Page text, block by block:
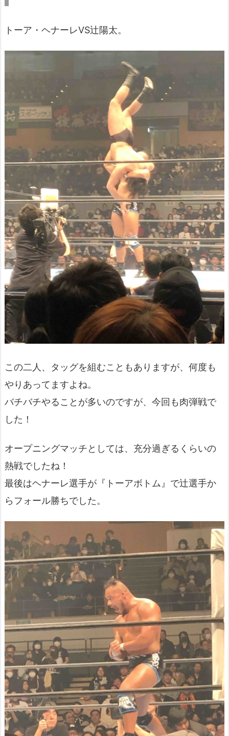
トーア・ヘナーレVS辻陽太。
この二人、タッグを組むこともありますが、何度も
やりあってますよね。
バチバチやることが多いのですが、今回も肉弾戦で
した！
オープニングマッチとしては、充分過ぎるくらいの
熱戦でしたね！
最後はヘナーレ選手が『トーアボトム』で辻選手か
らフォール勝ちでした。